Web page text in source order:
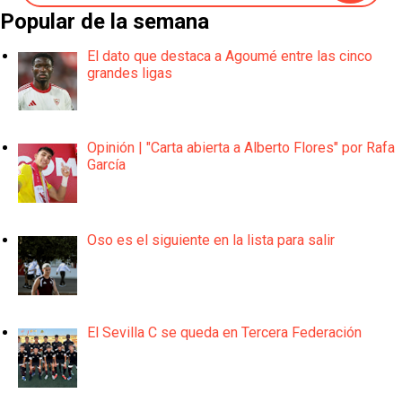
Popular de la semana
El dato que destaca a Agoumé entre las cinco
grandes ligas
Opinión | "Carta abierta a Alberto Flores" por Rafa
García
Oso es el siguiente en la lista para salir
El Sevilla C se queda en Tercera Federación